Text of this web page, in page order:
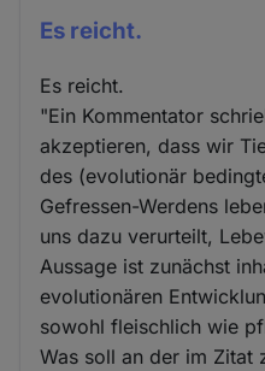
Es reicht.
Es reicht.
"Ein Kommentator
akzeptieren, dass wir
des (evolutionär
Gefressen-Werdens
uns dazu verurteilt,
Aussage ist zunächst
evolutionären
sowohl fleischlich wie
Was soll an der im Zitat